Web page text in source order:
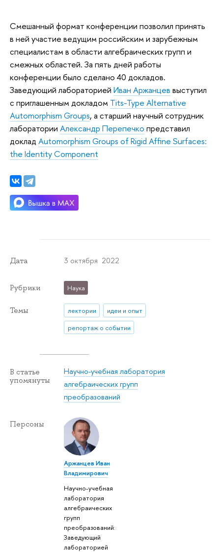
Смешанный формат конференции позволил принять
в ней участие ведущим российским и зарубежным
специалистам в области алгебраических групп и
смежных областей. За пять дней работы
конференции было сделано 40 докладов.
Заведующий лабораторией Иван Аржанцев выступил
с приглашенным докладом Tits-Type Alternative
Automorphism Groups, а старший научный сотрудник
лаборатории Александр Перепечко представил
доклад Automorphism Groups of Rigid Affine Surfaces:
the Identity Component
Дата 3 октября 2022
Рубрики Наука
Темы лектории
идеи и опыт
репортаж о событии
В статье
упомянуты
Научно-учебная лаборатория
алгебраических групп
преобразований
Персоны
Аржанцев Иван
Владимирович
Научно-учебная
лаборатория
алгебраических
групп
преобразований:
Заведующий
лабораторией